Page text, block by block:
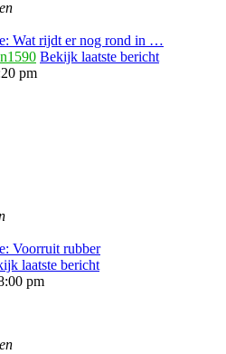
Wat rijdt er nog rond in …
Bekijk laatste bericht
pm
Voorruit rubber
laatste bericht
pm